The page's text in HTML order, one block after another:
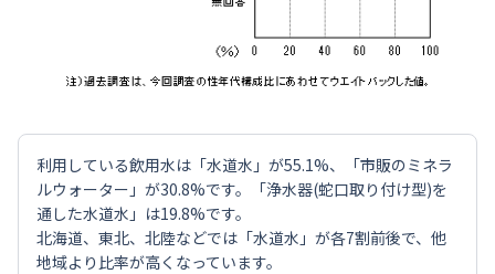
利用している飲用水は「水道水」が55.1%、「市販のミネラ
ルウォーター」が30.8%です。「浄水器(蛇口取り付け型)を
通した水道水」は19.8%です。
北海道、東北、北陸などでは「水道水」が各7割前後で、他
地域より比率が高くなっています。